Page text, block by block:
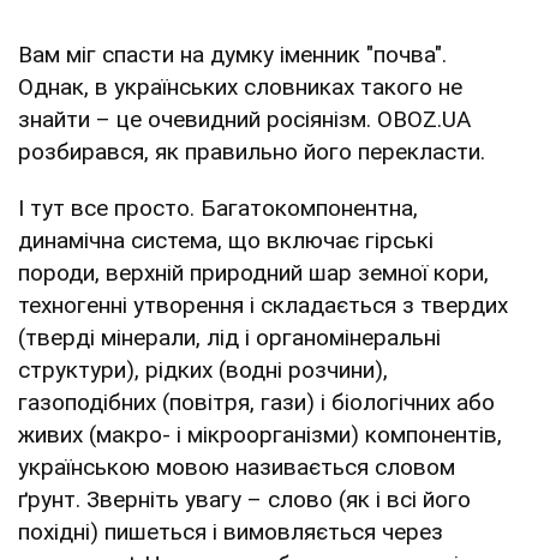
Вам міг спасти на думку іменник "почва".
Однак, в українських словниках такого не
знайти – це очевидний росіянізм. OBOZ.UA
розбирався, як правильно його перекласти.
І тут все просто. Багатокомпонентна,
динамічна система, що включає гірські
породи, верхній природний шар земної кори,
техногенні утворення і складається з твердих
(тверді мінерали, лід і органомінеральні
структури), рідких (водні розчини),
газоподібних (повітря, гази) і біологічних або
живих (макро- і мікроорганізми) компонентів,
українською мовою називається словом
ґрунт. Зверніть увагу – слово (як і всі його
похідні) пишеться і вимовляється через